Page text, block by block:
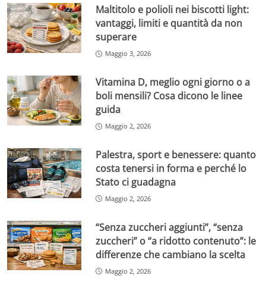
Maltitolo e polioli nei biscotti light:
vantaggi, limiti e quantità da non
superare
Maggio 3, 2026
Vitamina D, meglio ogni giorno o a
boli mensili? Cosa dicono le linee
guida
Maggio 2, 2026
Palestra, sport e benessere: quanto
costa tenersi in forma e perché lo
Stato ci guadagna
Maggio 2, 2026
“Senza zuccheri aggiunti”, “senza
zuccheri” o “a ridotto contenuto”: le
differenze che cambiano la scelta
Maggio 2, 2026